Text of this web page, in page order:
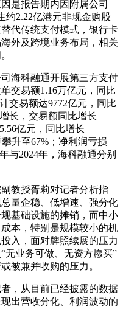
是报告期内因附属公司
约2.22亿港元非现金购股
代传统支付模式，银行卡
外及跨境业务布局，相关
海科融通开展第三方支付
交易额1.16万亿元，同比
交易额达9772亿元，同比
长，交易额同比增长
亿元，同比增长
升至67%；净利润亏损
与2024年，海科融通分别
教授胥莉对记者分析指
量企稳、低增速、强分化
基础设施的摊销，而中小
本，特别是规模较小的机
入，面对牌照续展的压力
无业务可做、无资方愿买”
被兼并收购的压力。
，从目前已经披露的数据
出营收分化、利润波动的